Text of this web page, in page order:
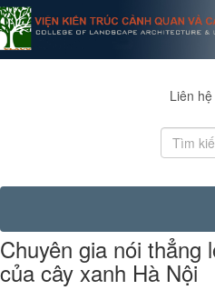
Liên hệ
Chuyên gia nói thẳng
của cây xanh Hà Nội